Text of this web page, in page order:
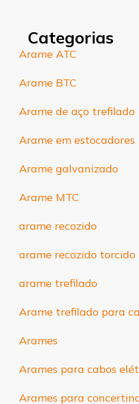
Categorias
Arame ATC
Arame BTC
Arame de aço trefilado
Arame em estocadores
Arame galvanizado
Arame MTC
arame recozido
arame recozido torcido
arame trefilado
Arame trefilado para
Arames
Arames para cabos
Arames para